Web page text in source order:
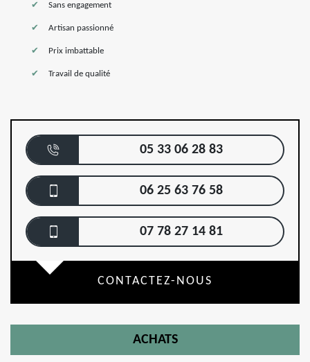
Sans engagement
Artisan passionné
Prix imbattable
Travail de qualité
05 33 06 28 83
06 25 63 76 58
07 78 27 14 81
CONTACTEZ-NOUS
ACHATS